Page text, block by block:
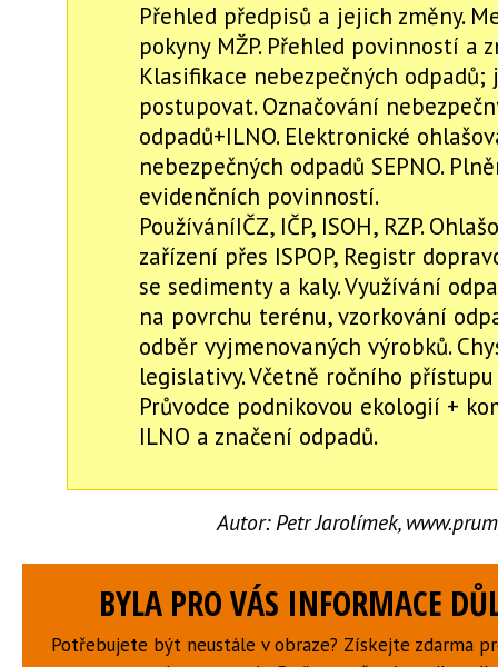
Přehled předpisů a jejich změny.
pokyny MŽP. Přehled povinností a
Klasifikace nebezpečných odpadů;
postupovat. Označování
odpadů+ILNO. Elektronické
nebezpečných odpadů SEPNO.
evidenčních povinností.
PoužíváníIČZ, IČP, ISOH, RZP.
zařízení přes ISPOP, Registr
se sedimenty a kaly. Využívání
na povrchu terénu, vzorkování
odběr vyjmenovaných výrobků.
legislativy. Včetně ročního
Průvodce podnikovou ekologií +
ILNO a značení odpadů.
Autor: Petr Jarolímek,
BYLA PRO VÁS INFORMACE
Potřebujete být neustále v obraze? Získejte zdarma